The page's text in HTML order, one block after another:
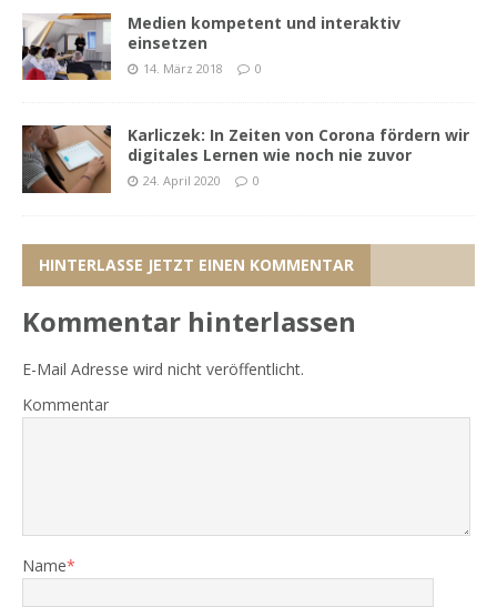
Medien kompetent und interaktiv
einsetzen
14. März 2018 0
Karliczek: In Zeiten von Corona fördern wir
digitales Lernen wie noch nie zuvor
24. April 2020 0
HINTERLASSE JETZT EINEN KOMMENTAR
Kommentar hinterlassen
E-Mail Adresse wird nicht veröffentlicht.
Kommentar
Name*